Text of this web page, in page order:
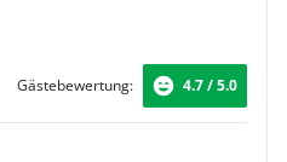
Gästebewertung: 4.7 / 5.0